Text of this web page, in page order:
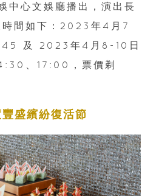
中心文娛廳播出，演出長
間如下：2023年4月7
及 2023年4月8-10日
、17:00，票價剃
盛繽紛復活節